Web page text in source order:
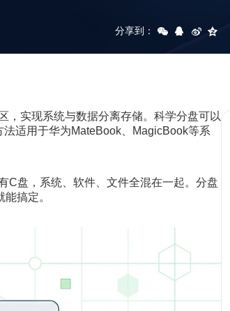
分享到：
，实现系统与数据分离存储。科学分盘可以
适用于华为MateBook、MagicBook等系
C盘，系统、软件、文件全混在一起。分盘
搞定。